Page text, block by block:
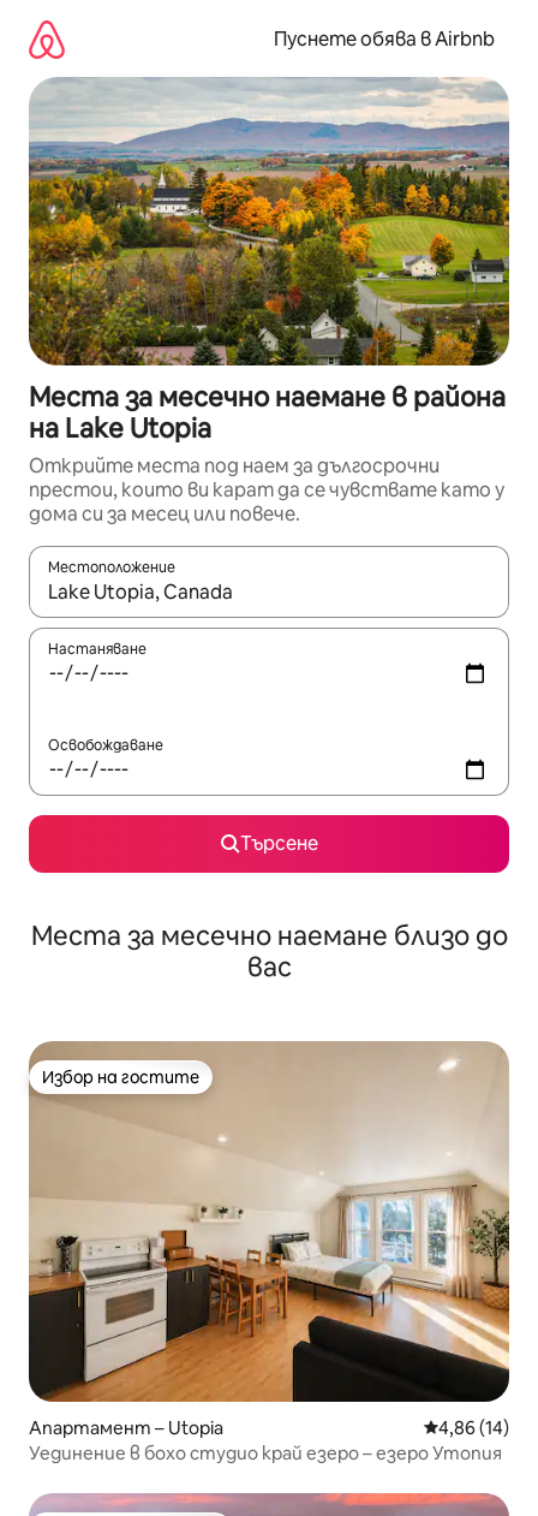
съдържанието
Пуснете обява в Airbnb
Места за месечно наемане в района
на Lake Utopia
Открийте места под наем за дългосрочни
престои, които ви карат да се чувствате като у
дома си за месец или повече.
Местоположение
Когато резултатите се покажат, използвайте
Настаняване
Освобождаване
Търсене
Места за месечно наемане близо до
вас
Избор на гостите
Избор на гостите
Апартамент – Utopia Средна
4,86 (14)
Уединение в бохо студио край езеро – езеро Утопия